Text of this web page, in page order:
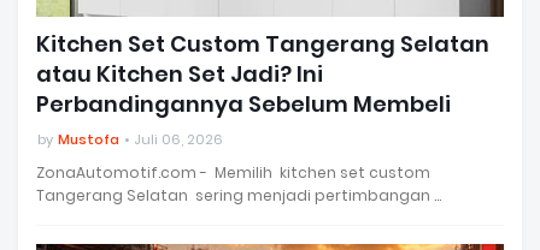
Kitchen Set Custom Tangerang Selatan
atau Kitchen Set Jadi? Ini
Perbandingannya Sebelum Membeli
by Mustofa Juli 06, 2026
ZonaAutomotif.com - Memilih kitchen set custom
Tangerang Selatan sering menjadi pertimbangan …